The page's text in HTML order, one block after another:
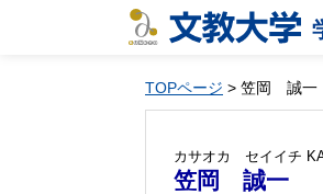
TOPページ > 笠岡 誠一
カサオカ セイイチ
笠岡 誠一